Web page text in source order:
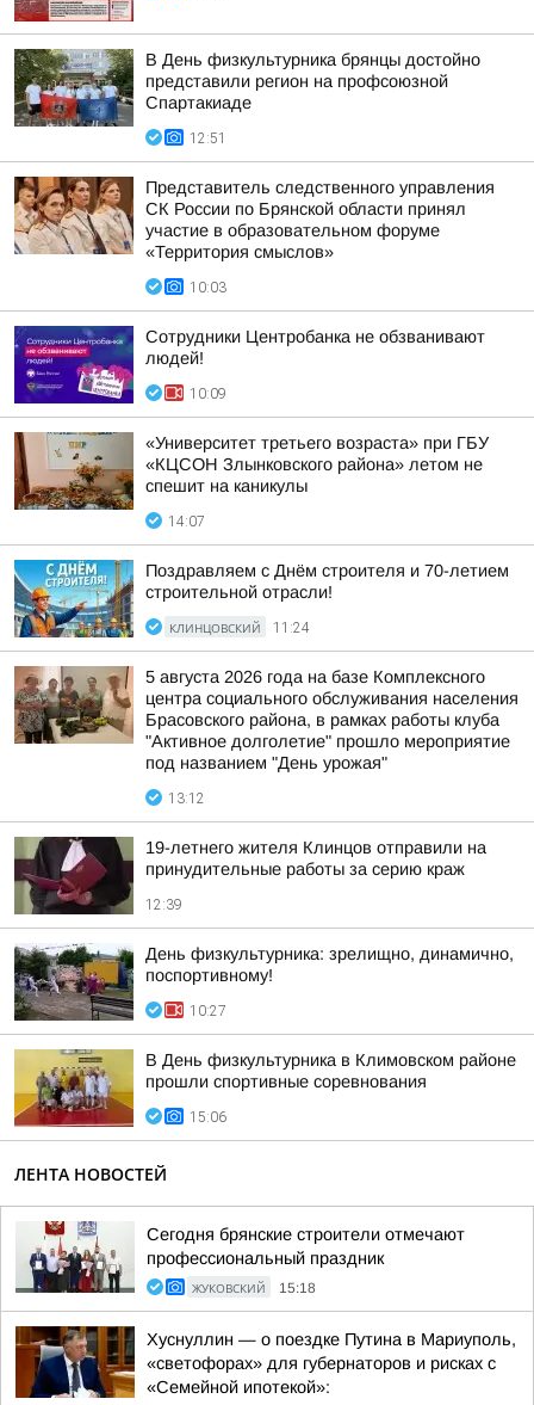
В День физкультурника брянцы достойно
представили регион на профсоюзной
Спартакиаде
12:51
Представитель следственного управления
СК России по Брянской области принял
участие в образовательном форуме
«Территория смыслов»
10:03
Сотрудники Центробанка не обзванивают
людей!
10:09
«Университет третьего возраста» при ГБУ
«КЦСОН Злынковского района» летом не
спешит на каникулы
14:07
Поздравляем с Днём строителя и 70-летием
строительной отрасли!
КЛИНЦОВСКИЙ 11:24
5 августа 2026 года на базе Комплексного
центра социального обслуживания населения
Брасовского района, в рамках работы клуба
"Активное долголетие" прошло мероприятие
под названием "День урожая"
13:12
19-летнего жителя Клинцов отправили на
принудительные работы за серию краж
12:39
День физкультурника: зрелищно, динамично,
поспортивному!
10:27
В День физкультурника в Климовском районе
прошли спортивные соревнования
15:06
ЛЕНТА НОВОСТЕЙ
Сегодня брянские строители отмечают
профессиональный праздник
ЖУКОВСКИЙ 15:18
Хуснуллин — о поездке Путина в Мариуполь,
«светофорах» для губернаторов и рисках с
«Семейной ипотекой»: